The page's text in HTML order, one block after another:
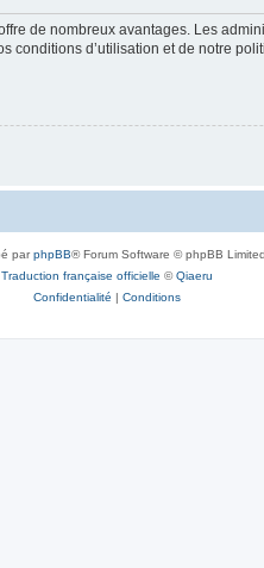
de nombreux avantages. Les
conditions d’utilisation et de notre
parphpBB® Forum Software © phpBB Limited
Traduction française officielle ©Qiaeru
Confidentialité | Conditions